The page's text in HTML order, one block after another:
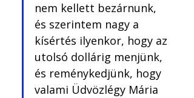
nem kellett bezárnunk,
és szerintem nagy a
kísértés ilyenkor, hogy az
utolsó dollárig menjünk,
és reménykedjünk, hogy
valami Üdvözlégy Mária